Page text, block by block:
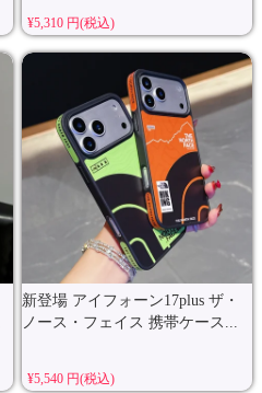
¥5,310 円(税込)
新登場 アイフォーン17plus ザ・
ノース・フェイス 携帯ケース...
¥5,540 円(税込)